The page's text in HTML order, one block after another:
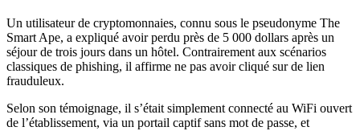
Un utilisateur de cryptomonnaies, connu sous le pseudonyme The
Smart Ape, a expliqué avoir perdu près de 5 000 dollars après un
séjour de trois jours dans un hôtel. Contrairement aux scénarios
classiques de phishing, il affirme ne pas avoir cliqué sur de lien
frauduleux.
Selon son témoignage, il s’était simplement connecté au WiFi ouvert
de l’établissement, via un portail captif sans mot de passe, et